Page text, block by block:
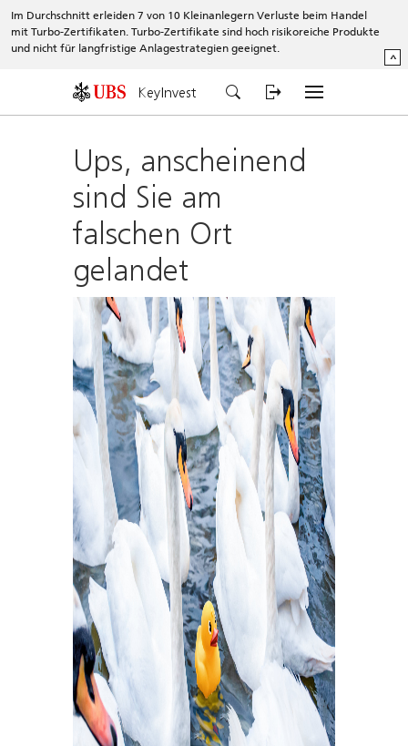
Im Durchschnitt erleiden 7 von 10 Kleinanlegern Verluste beim Handel
mit Turbo-Zertifikaten. Turbo-Zertifikate sind hoch risikoreiche Produkte
und nicht für langfristige Anlagestrategien geeignet.
^
KeyInvest
Ups, anscheinend
sind Sie am
falschen Ort
gelandet